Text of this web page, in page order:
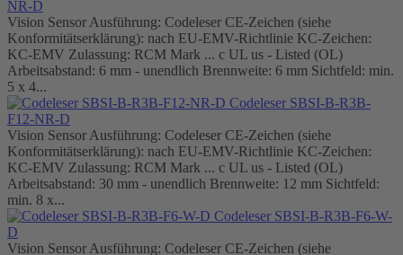
NR-D
Vision Sensor Ausführung: Codeleser CE-Zeichen (siehe
Konformitätserklärung): nach EU-EMV-Richtlinie KC-Zeichen:
KC-EMV Zulassung: RCM Mark ... c UL us - Listed (OL)
Arbeitsabstand: 6 mm - unendlich Brennweite: 6 mm Sichtfeld: min.
5 x 4...
Codeleser SBSI-B-R3B-
F12-NR-D
Vision Sensor Ausführung: Codeleser CE-Zeichen (siehe
Konformitätserklärung): nach EU-EMV-Richtlinie KC-Zeichen:
KC-EMV Zulassung: RCM Mark ... c UL us - Listed (OL)
Arbeitsabstand: 30 mm - unendlich Brennweite: 12 mm Sichtfeld:
min. 8 x...
Codeleser SBSI-B-R3B-F6-W-
D
Vision Sensor Ausführung: Codeleser CE-Zeichen (siehe